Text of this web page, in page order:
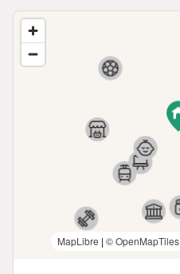
MapLibre | © OpenMapTiles